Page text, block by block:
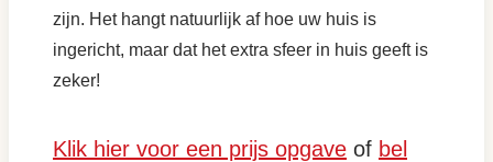
zijn. Het hangt natuurlijk af hoe uw huis is
ingericht, maar dat het extra sfeer in huis geeft is
zeker!
Klik hier voor een prijs opgave of bel